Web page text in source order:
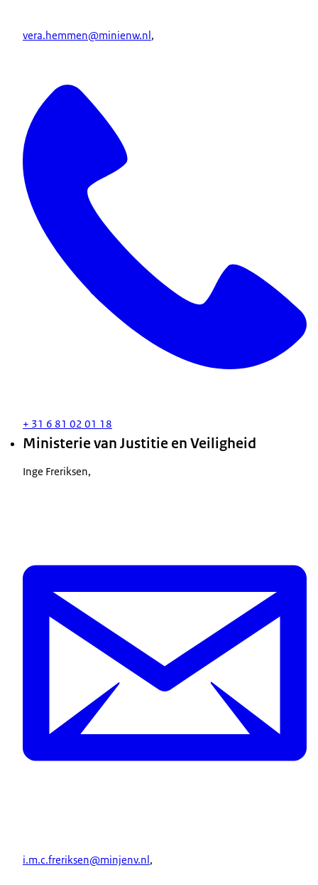
vera.hemmen@minienw.nl,
+ 31 6 81 02 01 18
Ministerie van Justitie en Veiligheid
Inge Freriksen,
i.m.c.freriksen@minjenv.nl,